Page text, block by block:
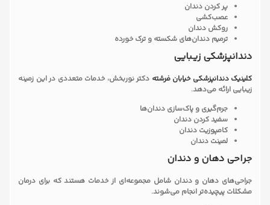
پر کردن دندان
عصب‌کشی
روکش دندان
ترمیم دندان‌های شکسته و ترک خورده
دندانپزشکی زیبایی
کلینیک دندانپزشکی خیابان فرشته دکتر نوربخش، خدمات متعددی در این زمینه
زیبایی ارائه می‌دهد.
جرم‌گیری و پاک‌سازی دندان‌ها
سفید کردن دندان
کامپوزیت دندان
لمینت دندان
جراحی دهان و دندان
جراحی‌های دهان و دندان شامل مجموعه‌ای از خدمات هستند که برای درمان
مشکلات پیچیده‌تر انجام می‌شوند.